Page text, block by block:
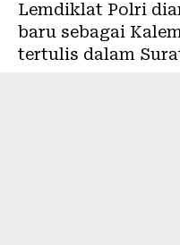
Lemdiklat Polri
baru sebagai
tertulis dalam